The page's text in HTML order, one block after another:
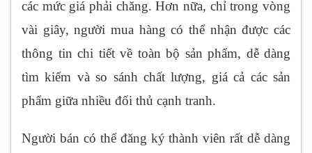
các mức giá phải chăng. Hơn nữa, chỉ trong vòng
vài giây, người mua hàng có thể nhận được các
thông tin chi tiết về toàn bộ sản phẩm, dễ dàng
tìm kiếm và so sánh chất lượng, giá cả các sản
phẩm giữa nhiều đối thủ cạnh tranh.
Người bán có thể đăng ký thành viên rất dễ dàng